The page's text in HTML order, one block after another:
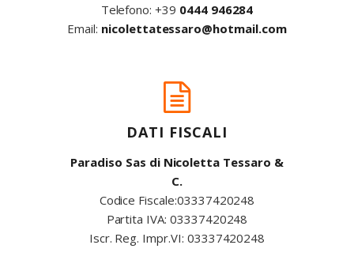
Telefono:+39 0444 946284
Email: nicolettatessaro@hotmail.com
DATI FISCALI
Paradiso Sas di Nicoletta Tessaro &
C.
Codice Fiscale:03337420248
Partita IVA: 03337420248
Iscr. Reg. Impr.VI: 03337420248